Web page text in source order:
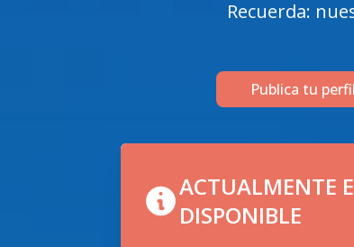
Recuerda:
Publica tu perfil
ACTUALMENTE
DISPONIBLE